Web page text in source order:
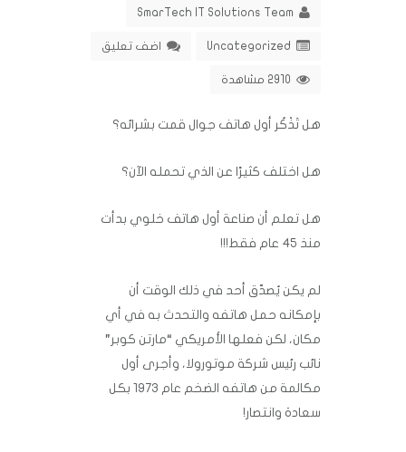
SmarTech IT Solutions Team
Uncategorized اضف تعليق
هل تَذْكُر أول هاتف جوال قمت بشرائه؟
هل اختلف كثيرًا عن الذي تحمله الآن‏؟
هل تعلم أن صناعة أول هاتف خلوي بدأت
منذ 45 عام فقط!!!‏
لم يكن يُصدّق أحد في ذلك الوقت أن
بإمكانه حمل هاتفه والتحدث به في أي
مكان، لكن فعلها ‏الأمريكي “مارتن كوبر”
نائب رئيس شركة موتورولا، وأجرى أول
مكالمة من هاتفه الضخم عام ‏‏1973 بكل
سعادة وانتصار!‏